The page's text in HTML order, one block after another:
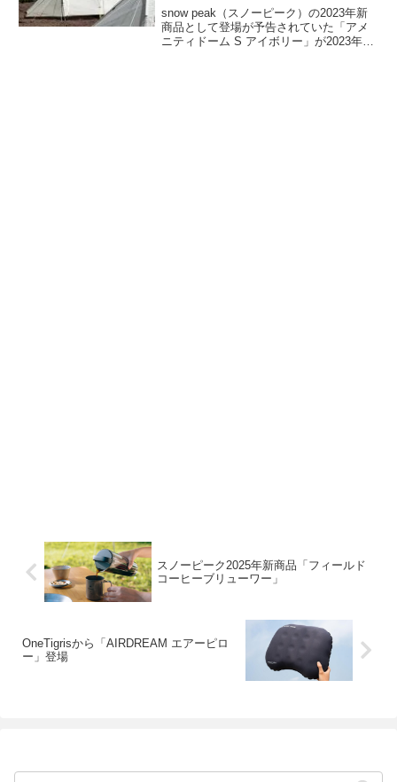
snow peak（スノーピーク）の2023年新
商品として登場が予告されていた「アメ
ニティドーム S アイボリー」が2023年4
スノーピーク2025年新商品「フィールド
コーヒーブリューワー」
OneTigrisから「AIRDREAM エアーピロ
ー」登場